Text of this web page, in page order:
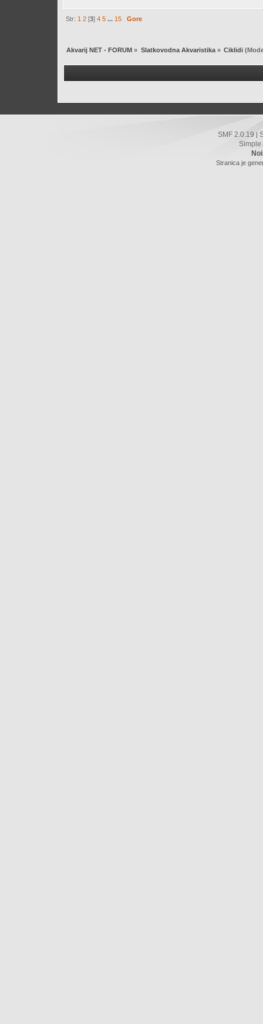
Str: 1 2 [3]4 5 ... 15 Gore
Akvarij NET - FORUM » Slatkovodna Akvaristika» Ciklidi
SMF 2.0.19 |
Simple
Stranica je